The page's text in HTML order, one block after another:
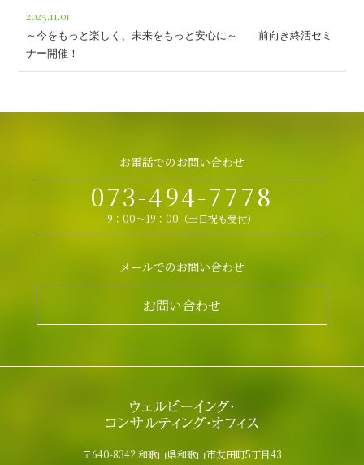
2025.11.01
～今をもっと楽しく、未来をもっと安心に～ 前向き終活セミ
ナー開催！
お電話でのお問い合わせ
073-494-7778
9：00～19：00（土日祝も受付）
メールでのお問い合わせ
お問い合わせ
〒640-8342 和歌山県和歌山市友田町5丁目43